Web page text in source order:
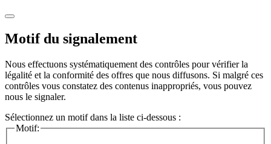
Motif du signalement
Nous effectuons systématiquement des contrôles pour vérifier la
légalité et la conformité des offres que nous diffusons. Si malgré ces
contrôles vous constatez des contenus inappropriés, vous pouvez
nous le signaler.
Sélectionnez un motif dans la liste ci-dessous :
Motif: